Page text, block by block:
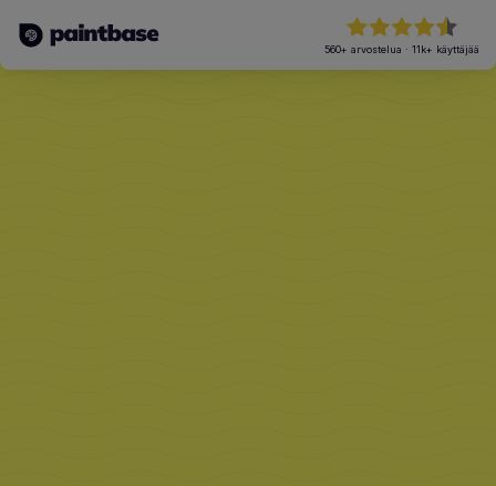
560+ arvostelua · 11k+ käyttäjää